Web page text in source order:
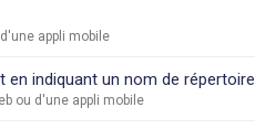
appli mobile
indiquant un nom de répertoire
ou d'une appli mobile